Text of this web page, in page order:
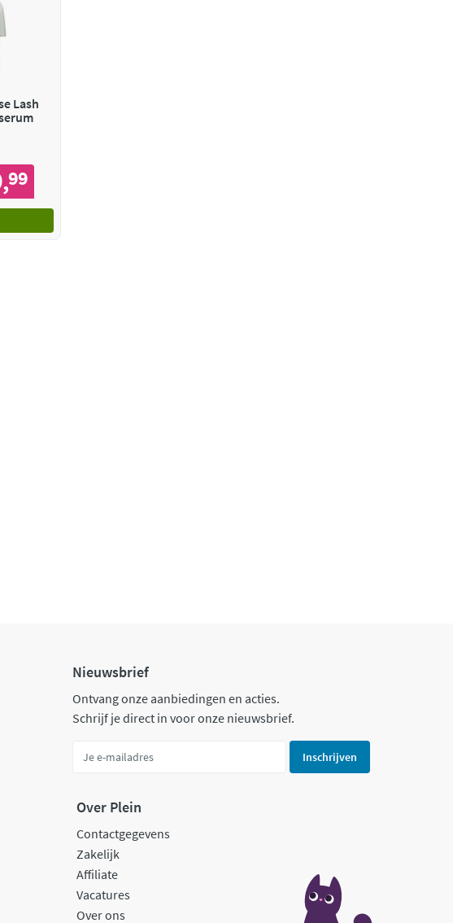
Lash
,99
Nieuwsbrief
Ontvang onze aanbiedingen en acties.
Schrijf je direct in voor onze nieuwsbrief.
Inschrijven
Over Plein
Contactgegevens
Zakelijk
Affiliate
Vacatures
Over ons